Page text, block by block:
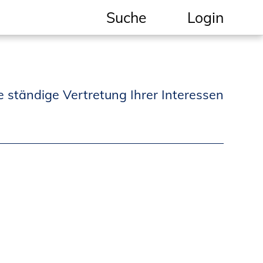
Suche
Informationen für
Login
ständige Vertretung Ihrer Interessen